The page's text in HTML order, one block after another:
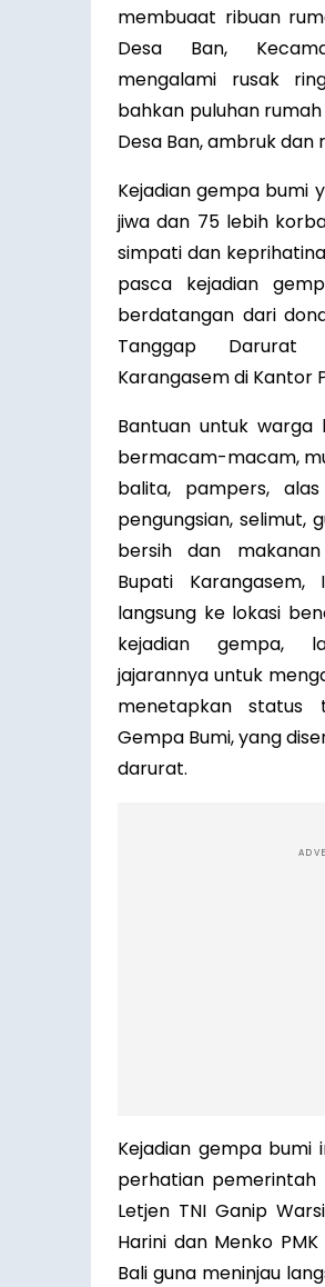
membuaat ribuan
Desa Ban,
mengalami rusak
bahkan puluhan
Desa Ban, ambruk
Kejadian gempa bumi
jiwa dan 75 lebih
simpati dan
pasca kejadian
berdatangan dari
Tanggap Darurat
Karangasem di Kantor
Bantuan untuk
bermacam-macam,
balita, pampers,
pengungsian, selimut,
bersih dan
Bupati
langsung ke lokasi
kejadian gempa,
jajarannya untuk
menetapkan status
Gempa Bumi, yang
darurat.
Kejadian gempa bumi
perhatian pemerintah
Letjen TNI Ganip
Harini dan Menko
Bali guna meninjau